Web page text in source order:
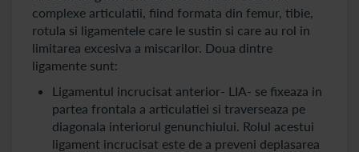
complexe articulatii, fiind formata din femur, tibie,
rotula si ligamentele care le sustin si care au rol in
limitarea excesiva a miscarilor. Doua dintre
ligamente sunt:
Ligamentul incrucisat anterior- LIA- se fixeaza in
partea frontala a articulatiei si traverseaza pe
diagonala interiorul genunchiului. Rolul acestui
ligament incrucisat este de a preveni deplasarea